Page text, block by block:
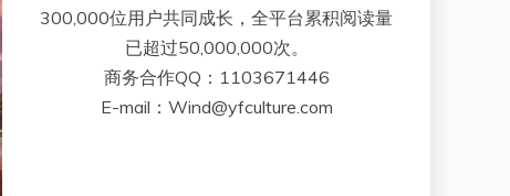
300,000位用户共同成长，全平台累积阅读量
已超过50,000,000次。
商务合作QQ：1103671446
E-mail：Wind@yfculture.com